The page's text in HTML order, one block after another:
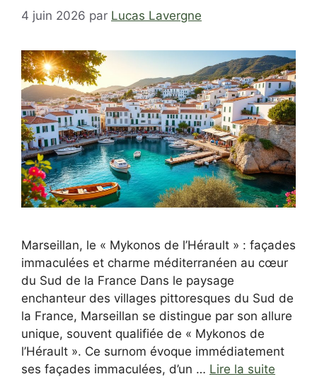
4 juin 2026 par Lucas Lavergne
Marseillan, le « Mykonos de l’Hérault » : façades
immaculées et charme méditerranéen au cœur
du Sud de la France Dans le paysage
enchanteur des villages pittoresques du Sud de
la France, Marseillan se distingue par son allure
unique, souvent qualifiée de « Mykonos de
l’Hérault ». Ce surnom évoque immédiatement
ses façades immaculées, d’un … Lire la suite